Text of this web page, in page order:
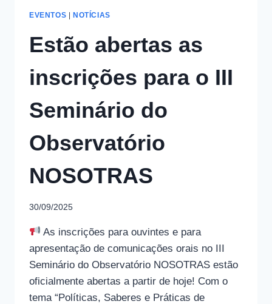
EVENTOS NOTÍCIAS
Estão abertas as
inscrições para o III
Seminário do
Observatório
NOSOTRAS
30/09/2025
As inscrições para ouvintes e para
apresentação de comunicações orais no III
Seminário do Observatório NOSOTRAS estão
oficialmente abertas a partir de hoje! Com o
tema “Políticas, Saberes e Práticas de